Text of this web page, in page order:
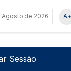
Agosto de 2026 +
A
de
Sessão